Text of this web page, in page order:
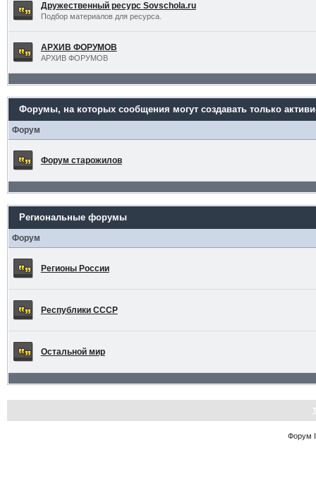
Дружественный ресурс Sovschola.ru
Подбор материалов для ресурса.
АРХИВ ФОРУМОВ
АРХИВ ФОРУМОВ
Форумы, на которых сообщения могут создавать только
Форум
Форум старожилов
Региональные форумы
Форум
Регионы России
Республики СССР
Остальной мир
Форум